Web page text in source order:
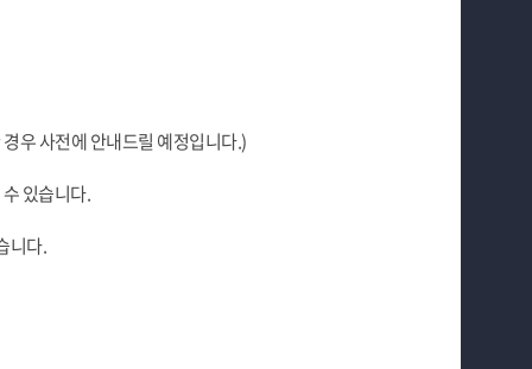
우 사전에 안내드릴 예정입니다.)
있습니다.
니다.